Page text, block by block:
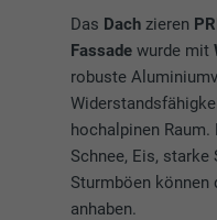
Das Dachzieren
Fassadewurde mit
robuste
hochalpinen
Schnee, Eis,
Sturmböen können
anhaben.